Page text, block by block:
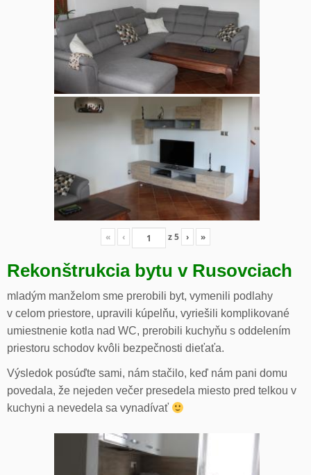
« ‹ z5 › »
Rekonštrukcia bytu v Rusovciach
mladým manželom sme prerobili byt, vymenili podlahy
v celom priestore, upravili kúpelňu, vyriešili komplikované
umiestnenie kotla nad WC, prerobili kuchyňu s oddelením
priestoru schodov kvôli bezpečnosti dieťaťa.
Výsledok posúďte sami, nám stačilo, keď nám pani domu
povedala, že nejeden večer presedela miesto pred telkou v
kuchyni a nevedela sa vynadívať